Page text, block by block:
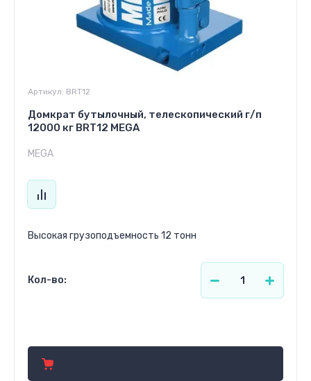
Артикул: BRT12
Домкрат бутылочный, телескопический г/п
12000 кг BRT12 MEGA
MEGA
Высокая грузоподъемность 12 тонн
Кол-во: